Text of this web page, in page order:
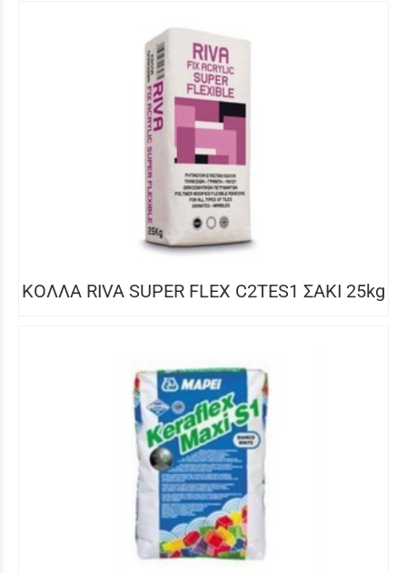
ΚΟΛΛΑ RIVA SUPER FLEX C2TES1 ΣΑΚΙ 25kg